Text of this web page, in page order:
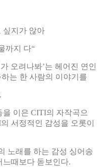
싶지가 않아
까지 다“
오려나봐’는 헤어진 연인
는 한 사람의 이야기를
.
을 이은 CITI의 자작곡으
의 서정적인 감성을 오롯이
노래를 하는 감성 싱어송
느때보다 돋보인다.